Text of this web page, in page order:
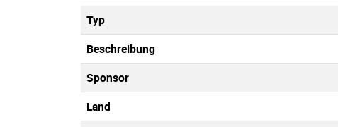
Typ
Beschreibung
Sponsor
Land